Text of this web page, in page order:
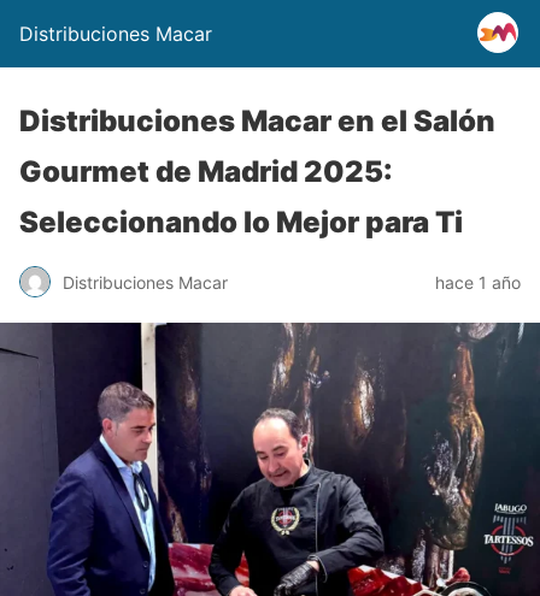
Distribuciones Macar
Distribuciones Macar en el Salón
Gourmet de Madrid 2025:
Seleccionando lo Mejor para Ti
Distribuciones Macar hace 1 año